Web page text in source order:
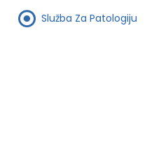
Služba Za Patologiju